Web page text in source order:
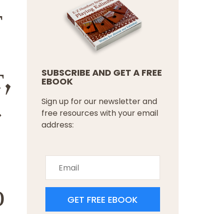
SUBSCRIBE AND GET A FREE
EBOOK
Sign up for our newsletter and
free resources with your email
address:
GET FREE EBOOK